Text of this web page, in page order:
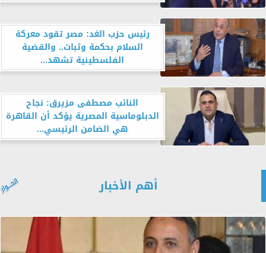
رئيس حزب الغد: مصر تقود معركة
السلام بحكمة وثبات.. والقضية
الفلسطينية تشهد...
النائب مصطفى مزيرق: نجاح
الدبلوماسية المصرية يؤكد أن القاهرة
هي الضامن الرئيسي...
أهم الأخبار